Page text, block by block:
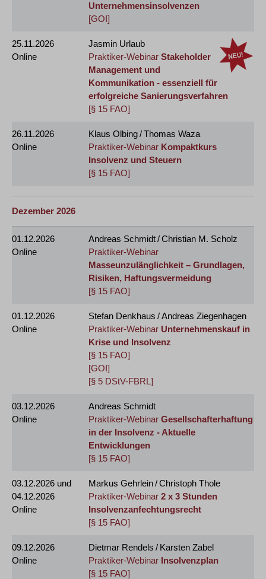
Unternehmensinsolvenzen
[GOI]
25.11.2026
Online
Jasmin Urlaub
Praktiker-Webinar Stakeholder
Management und
Kommunikation - essenziell für
erfolgreiche Sanierungsverfahren
[§ 15 FAO]
26.11.2026
Online
Klaus Olbing / Thomas Waza
Praktiker-Webinar Kompaktkurs
Insolvenz und Steuern
[§ 15 FAO]
Dezember 2026
01.12.2026
Online
Andreas Schmidt / Christian M. Scholz
Praktiker-Webinar
Masseunzulänglichkeit – Grundlagen,
Risiken, Haftungsvermeidung
[§ 15 FAO]
01.12.2026
Online
Stefan Denkhaus / Andreas Ziegenhagen
Praktiker-Webinar Unternehmenskauf in
Krise und Insolvenz
[§ 15 FAO]
[GOI]
[§ 5 DStV-FBRL]
03.12.2026
Online
Andreas Schmidt
Praktiker-Webinar Gesellschafterhaftung
in der Insolvenz - Aktuelle
Entwicklungen
[§ 15 FAO]
03.12.2026 und
04.12.2026
Online
Markus Gehrlein / Christoph Thole
Praktiker-Webinar 2 x 3 Stunden
Insolvenzanfechtungsrecht
[§ 15 FAO]
09.12.2026
Online
Dietmar Rendels / Karsten Zabel
Praktiker-Webinar Insolvenzplan
[§ 15 FAO]